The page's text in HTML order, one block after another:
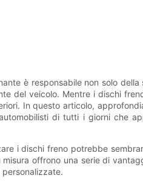
è responsabile non solo
del veicolo. Mentre i dischi
In questo articolo,
di tutti i giorni che
i dischi freno potrebbe
offrono una serie di